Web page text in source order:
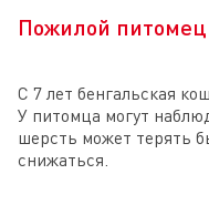
Пожилой питомец
С 7 лет бенгальская
У питомца могут
шерсть может терять
снижаться.